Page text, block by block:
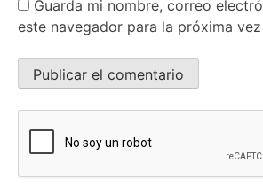
Guarda mi nombre, correo
este navegador para la próxima